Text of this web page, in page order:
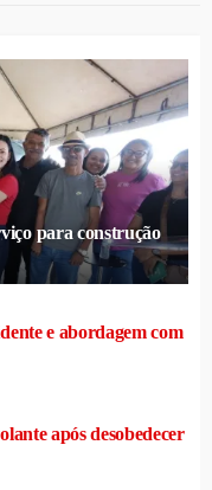
para construção
e abordagem com
após desobedecer